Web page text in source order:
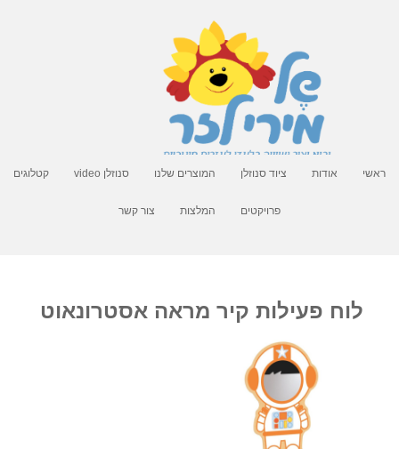
ראשי אודות ציוד סנוזלן המוצרים שלנו סנוזלן video קטלוגים
פרויקטים המלצות צור קשר
לוח פעילות קיר מראה אסטרונאוט